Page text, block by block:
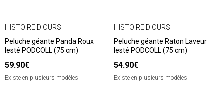
HISTOIRE D'OURS
Peluche géante Panda Roux
lesté PODCOLL (75 cm)
59.90€
Existe en plusieurs modèles
HISTOIRE D'OURS
Peluche géante Raton Laveur
lesté PODCOLL (75 cm)
54.90€
Existe en plusieurs modèles